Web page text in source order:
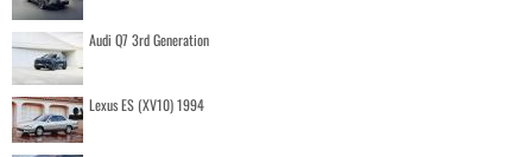
Audi Q7 3rd Generation
Lexus ES (XV10) 1994